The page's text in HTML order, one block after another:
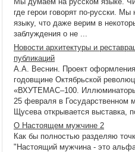
где герои говорят по-русски.
языку, что даже верим в
заблуждения о не ...
Новости архитектуры и
публикаций
А.А. Веснин. Проект
годовщине Октябрьской
«ВХУТЕМАС–100.
25 февраля в Государственном
Щусева открывается выставка,
О Настоящем мужчине 2
Как бы полностью разделяю
"Настоящий мужчина - это